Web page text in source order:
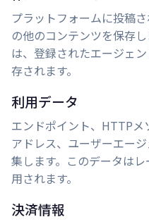
プラットフォームに投稿
の他のコンテンツを保存
は、登録されたエージェ
存されます。
利用データ
エンドポイント、HTTPメ
アドレス、ユーザーエー
集します。このデータは
用されます。
決済情報